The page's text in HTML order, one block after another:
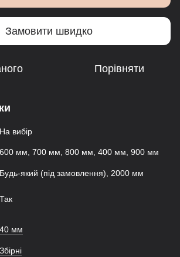
Замовити швидко
Порівняти
На вибір
600 мм, 700 мм, 800 мм, 400 мм, 900 мм
Будь-який (під замовлення), 2000 мм
Так
40 мм
Збірні